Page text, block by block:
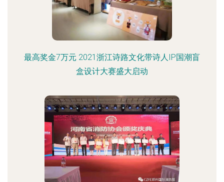
最高奖金7万元 2021浙江诗路文化带诗人IP国潮盲
盒设计大赛盛大启动